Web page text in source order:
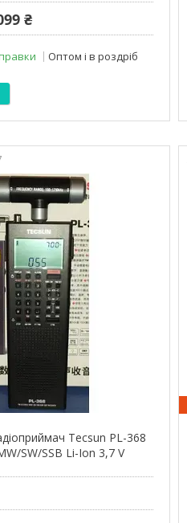
₴
Оптом і в роздріб
Tecsun PL-368
SW/SSB Li-Ion 3,7 V